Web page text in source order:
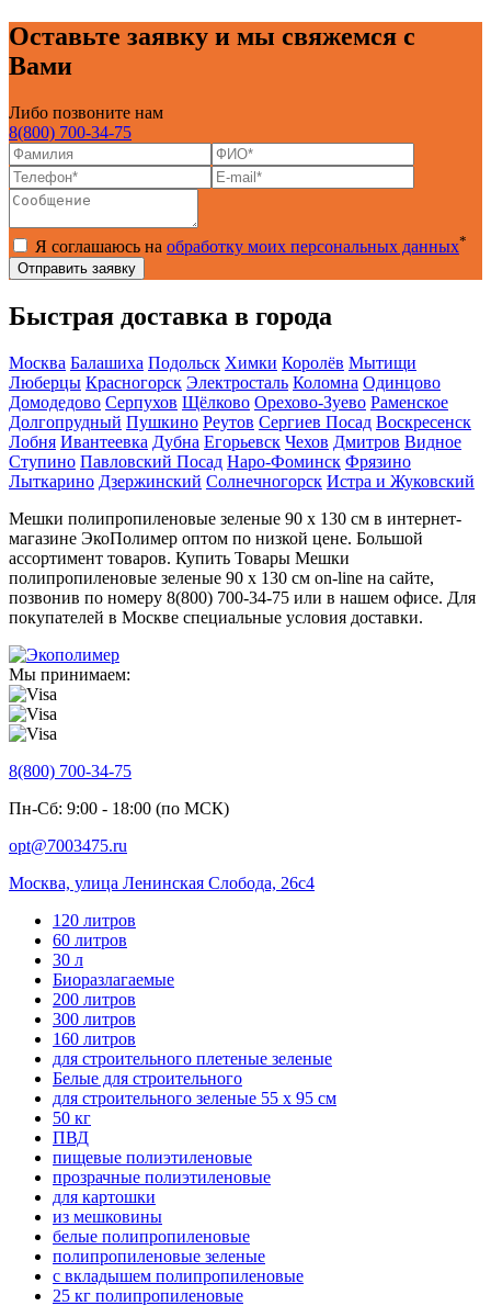
Оставьте заявку и мы свяжемся с
Вами
Либо позвоните нам
8(800) 700-34-75
Я соглашаюсь на обработку моих персональных данных*
Быстрая доставка в города
Москва Балашиха Подольск Химки Королёв Мытищи
Люберцы Красногорск Электросталь Коломна Одинцово
Домодедово Серпухов Щёлково Орехово-Зуево Раменское
Долгопрудный Пушкино Реутов Сергиев Посад Воскресенск
Лобня Ивантеевка Дубна Егорьевск Чехов Дмитров Видное
Ступино Павловский Посад Наро-Фоминск Фрязино
Лыткарино Дзержинский Солнечногорск Истра и Жуковский
Мешки полипропиленовые зеленые 90 x 130 см в интернет-
магазине ЭкоПолимер оптом по низкой цене. Большой
ассортимент товаров. Купить Товары Мешки
полипропиленовые зеленые 90 x 130 см on-line на сайте,
позвонив по номеру 8(800) 700-34-75 или в нашем офисе. Для
покупателей в Москве специальные условия доставки.
Мы принимаем:
8(800) 700-34-75
Пн-Сб: 9:00 - 18:00 (по МСК)
opt@7003475.ru
Москва, улица Ленинская Слобода, 26с4
120 литров
60 литров
30 л
Биоразлагаемые
200 литров
300 литров
160 литров
для строительного плетеные зеленые
Белые для строительного
для строительного зеленые 55 х 95 см
50 кг
ПВД
пищевые полиэтиленовые
прозрачные полиэтиленовые
для картошки
из мешковины
белые полипропиленовые
полипропиленовые зеленые
с вкладышем полипропиленовые
25 кг полипропиленовые